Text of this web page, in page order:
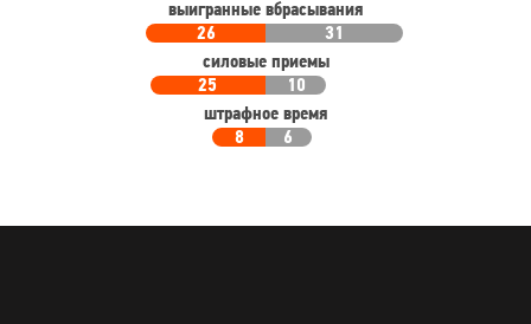
выигранные вбрасывания
26
31
силовые приемы
25
10
штрафное время
8
6